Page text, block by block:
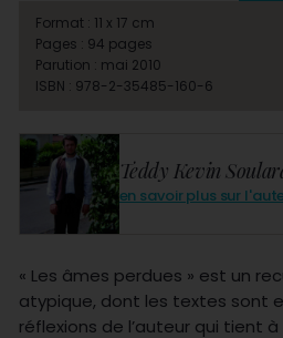
Teddy Kevin
en savoir plus sur
« Les âmes perdues » est un
atypique, dont les textes sont
réflexions de l’auteur qui tient
Format : 11 x 17 cm
Pages : 94 pages
Parution : mai 2010
ISBN : 978-2-35485-160-6